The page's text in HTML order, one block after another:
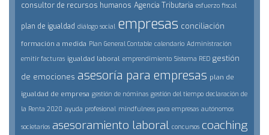
consultor de recursos humanos Agencia Tributaria esfuerzo fiscal
plan de igualdad diálogo social empresas conciliación
formación a medida Plan General Contable calendario Administración
emitir facturas igualdad laboral emprendimiento Sistema RED gestión
de emociones asesoría para empresas plan de
igualdad de empresa gestión de nóminas gestión del tiempo declaración de
la Renta 2020 ayuda profesional mindfulness para empresas autónomos
societarios asesoramiento laboral concursos coaching